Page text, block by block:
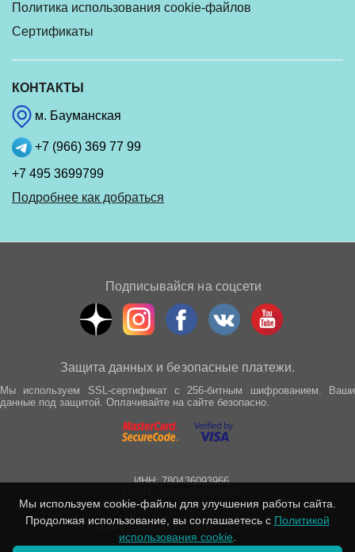
Политика использования cookie-файлов
Сертификаты
КОНТАКТЫ
м. Бауманская
+7 (966) 369 77 99
+7 495 3699799
Подробнее как добраться
Подписывайся на соцсети
Защита данных и безопасные платежи.
Мы используем SSL-сертификат с 256-битным шифрованием. Ваши
данные под защитой. Оплачивайте на сайте безопасно.
ИНН: 780436093966
г. Москва, Спартаковская улица, д. 21
Все права защищены © 2012 - 2025 wepro.ru
Мы используем cookie-файлы для улучшения работы сайта.
Продолжая использование, вы соглашаетесь с Политикой
использования cookie